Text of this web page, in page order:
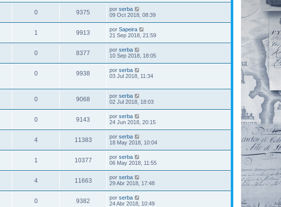
0 9375 por serba
09 Oct 2018, 08:39
1 9913 por Sapeira
21 Sep 2018, 21:59
0 8377 por serba
10 Sep 2018, 18:05
0 9938 por serba
03 Jul 2018, 11:34
0 9068 por serba
02 Jul 2018, 18:03
0 9143 por serba
24 Jun 2018, 20:15
4 11383 por serba
18 May 2018, 10:04
1 10377 por serba
06 May 2018, 11:55
4 11663 por serba
29 Abr 2018, 17:48
0 9382 por serba
24 Abr 2018, 10:49